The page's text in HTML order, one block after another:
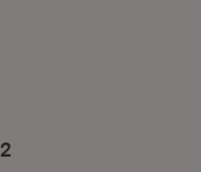
Zur letzten Seite
2